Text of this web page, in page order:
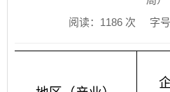
阅读： 1186 次 字号